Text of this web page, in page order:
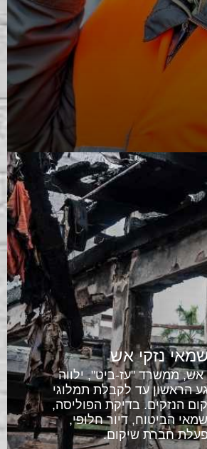
נזקי אש
אש, ממשרד "עז-ביט", ילווה
הראשון עד לקבלת תמלוגי
הנזקים. בדיקת הפוליסה,
הביטוח, דיור חלופי,
חברת שיקום.